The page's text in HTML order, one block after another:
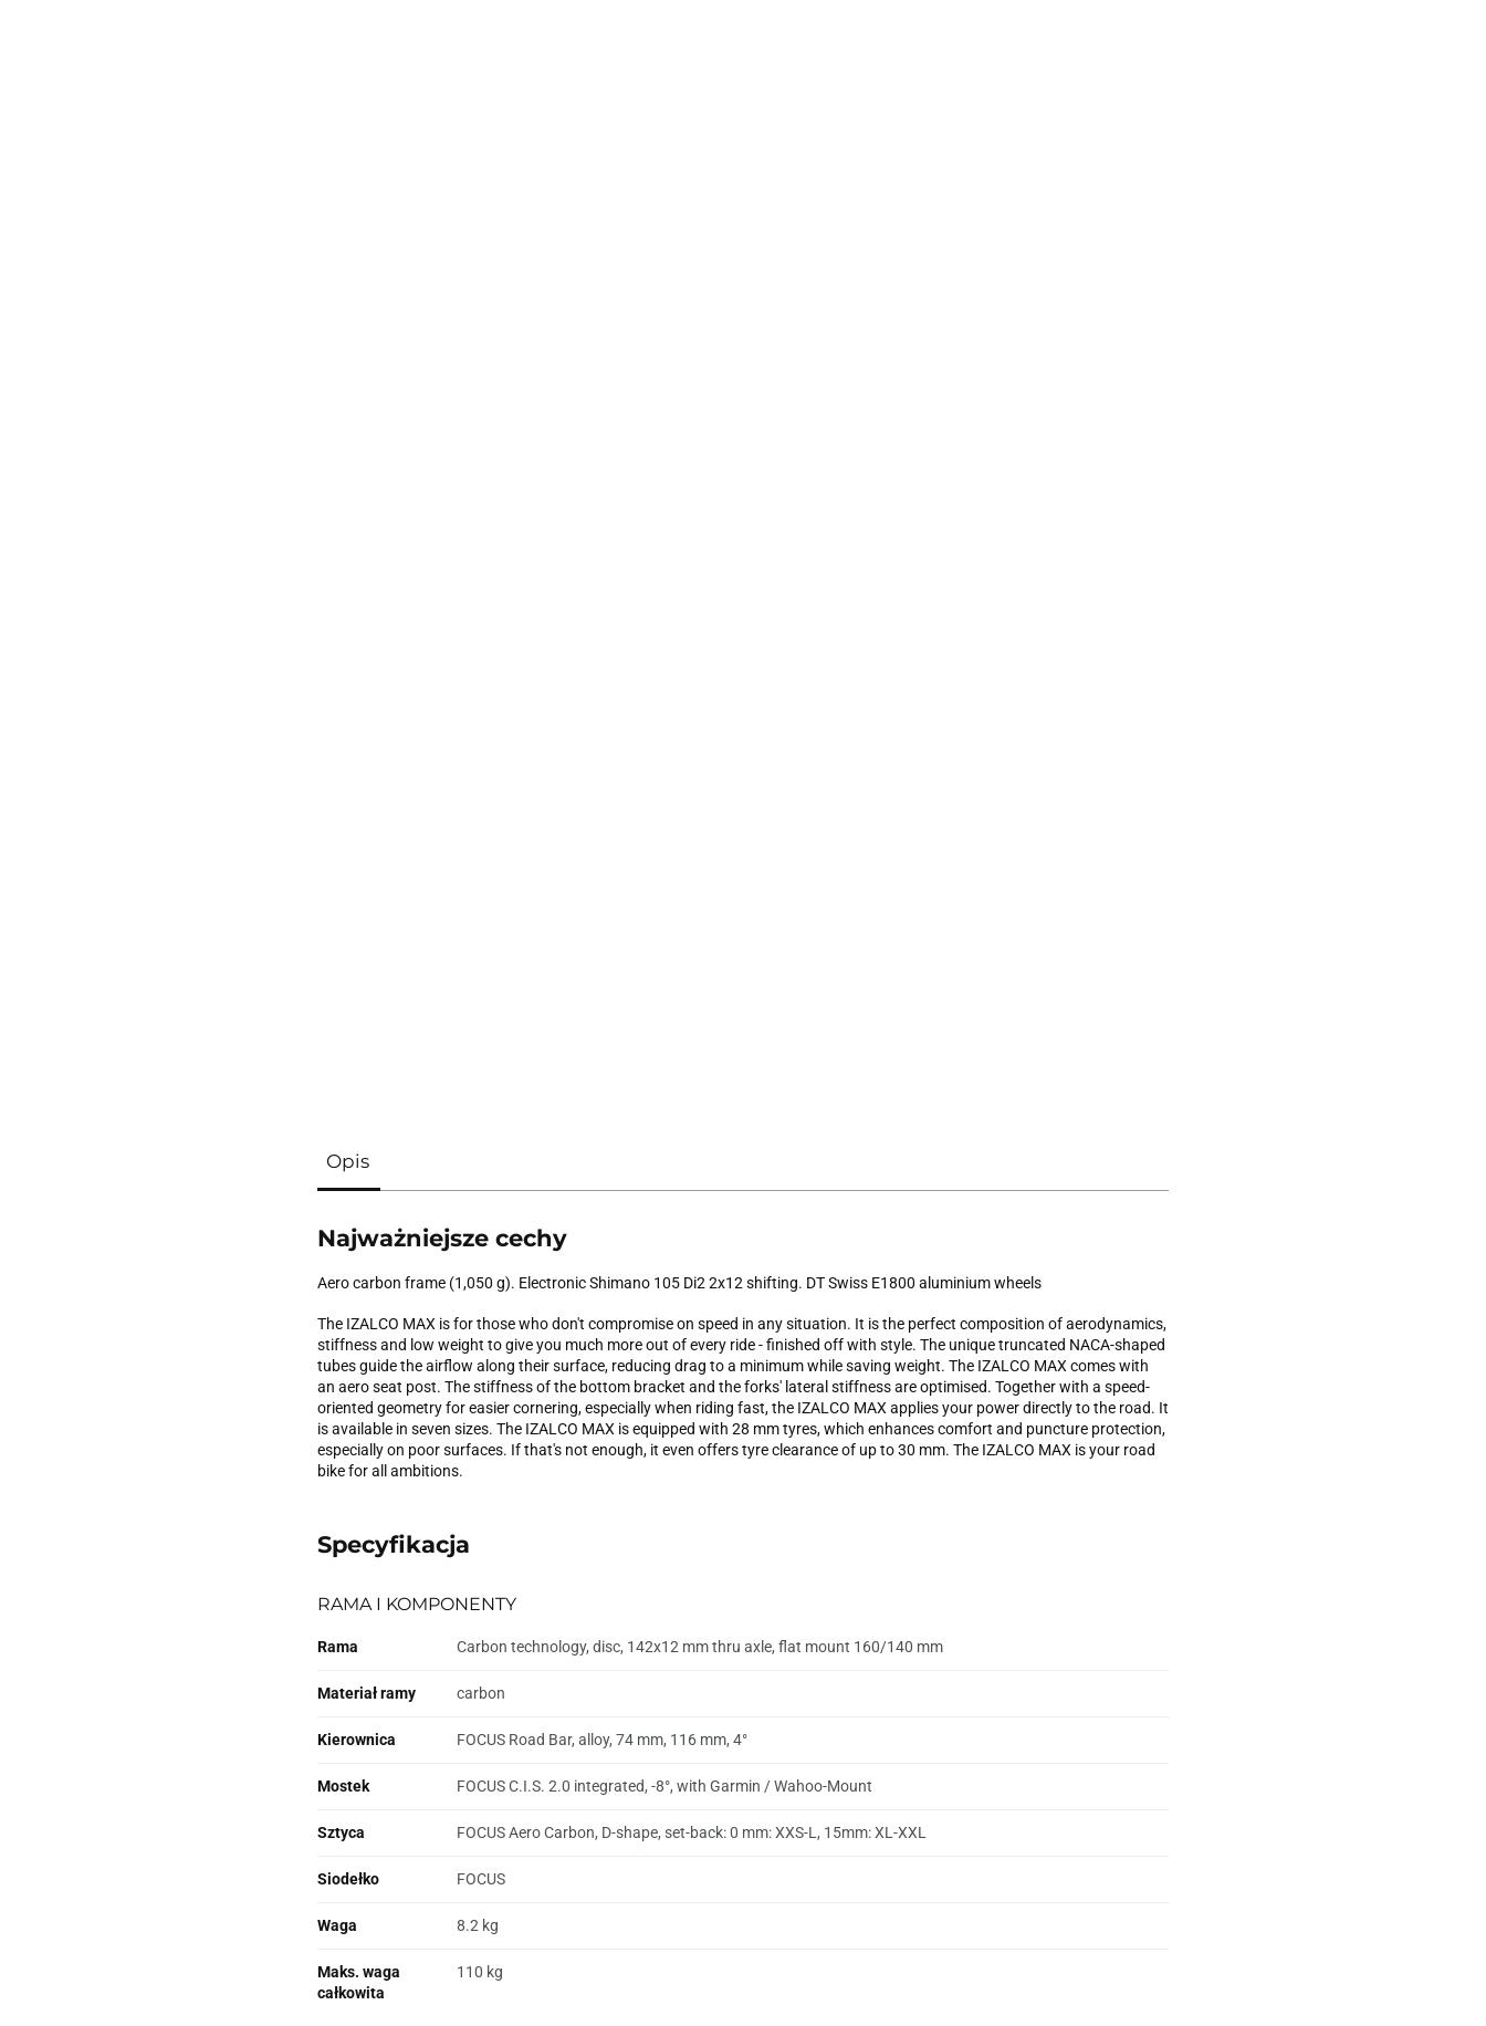
Opis
Najważniejsze cechy
Aero carbon frame (1,050 g). Electronic Shimano 105 Di2 2x12 shifting. DT Swiss E1800 aluminium wheels
The IZALCO MAX is for those who don't compromise on speed in any situation. It is the perfect composition of aerodynamics,
stiffness and low weight to give you much more out of every ride - finished off with style. The unique truncated NACA-shaped
tubes guide the airflow along their surface, reducing drag to a minimum while saving weight. The IZALCO MAX comes with
an aero seat post. The stiffness of the bottom bracket and the forks' lateral stiffness are optimised. Together with a speed-
oriented geometry for easier cornering, especially when riding fast, the IZALCO MAX applies your power directly to the road. It
is available in seven sizes. The IZALCO MAX is equipped with 28 mm tyres, which enhances comfort and puncture protection,
especially on poor surfaces. If that's not enough, it even offers tyre clearance of up to 30 mm. The IZALCO MAX is your road
bike for all ambitions.
Specyfikacja
RAMA I KOMPONENTY
Rama Carbon technology, disc, 142x12 mm thru axle, flat mount 160/140 mm
Materiał ramy carbon
Kierownica FOCUS Road Bar, alloy, 74 mm, 116 mm, 4°
Mostek FOCUS C.I.S. 2.0 integrated, -8°, with Garmin / Wahoo-Mount
Sztyca FOCUS Aero Carbon, D-shape, set-back: 0 mm: XXS-L, 15mm: XL-XXL
Siodełko FOCUS
Waga 8.2 kg
Maks. waga
całkowita
110 kg